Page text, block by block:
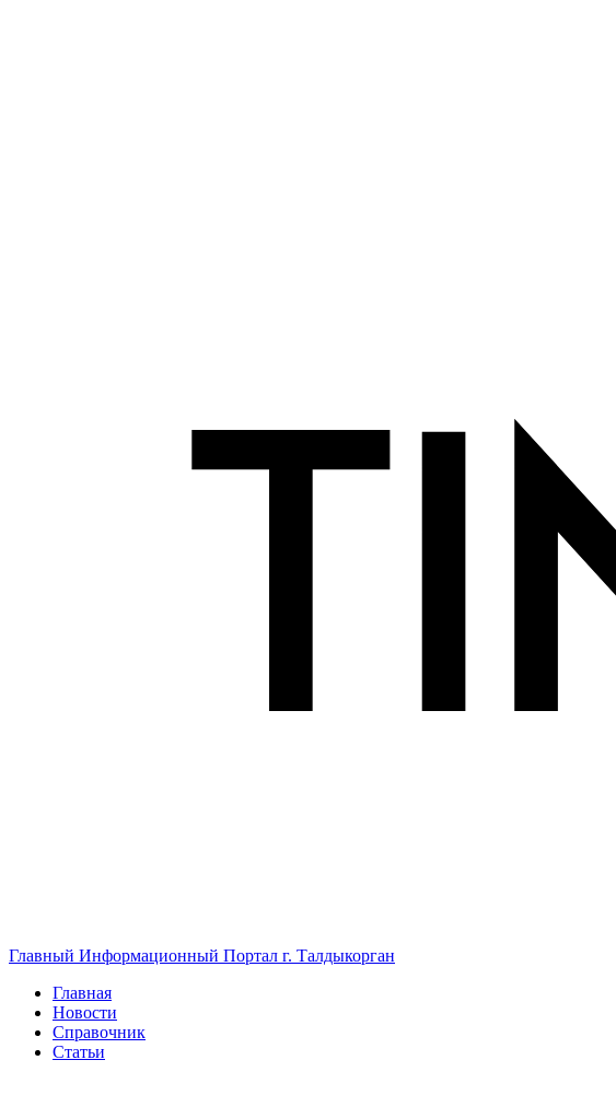
Главный Информационный Портал г. Талдыкорган
Главная
Новости
Справочник
Статьи